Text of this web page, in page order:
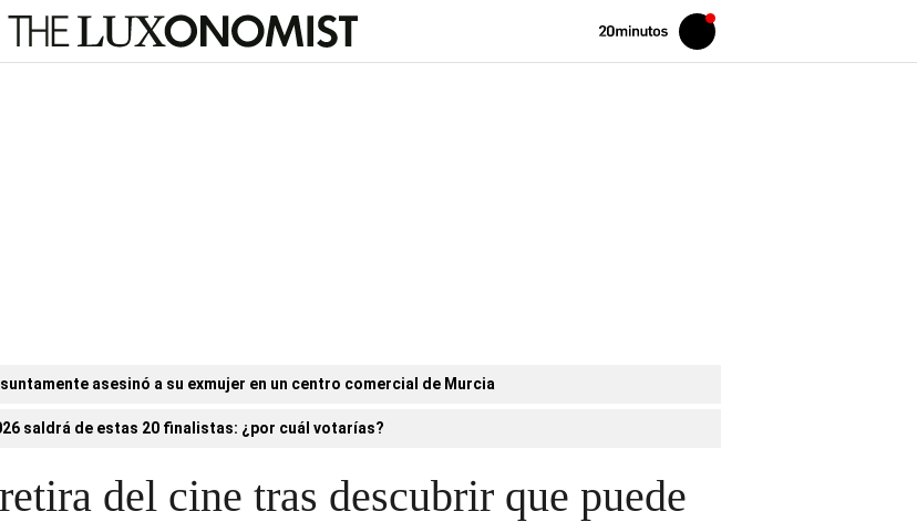
Volver
Iniciar
sesión
asesinó a su exmujer en un centro comercial de Murcia
saldrá de estas 20 finalistas: ¿por cuál votarías?
del cine tras descubrir que puede